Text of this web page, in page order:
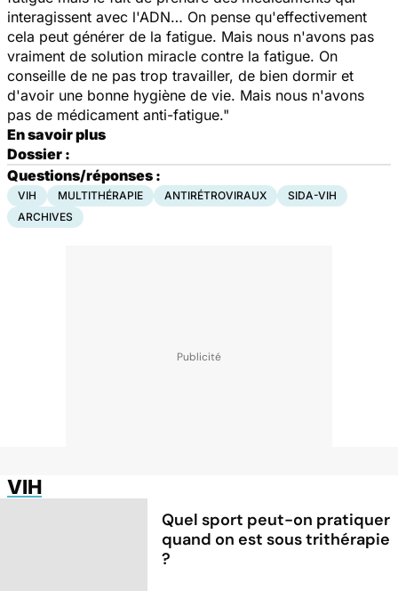
interagissent avec l'ADN… On pense qu'effectivement
cela peut générer de la fatigue. Mais nous n'avons pas
vraiment de solution miracle contre la fatigue. On
conseille de ne pas trop travailler, de bien dormir et
d'avoir une bonne hygiène de vie. Mais nous n'avons
pas de médicament anti-fatigue."
En savoir plus
Dossier :
Questions/réponses :
VIH MULTITHÉRAPIE ANTIRÉTROVIRAUX
SIDA-VIH
ARCHIVES
VIH
Quel sport peut-on pratiquer
quand on est sous trithérapie
?